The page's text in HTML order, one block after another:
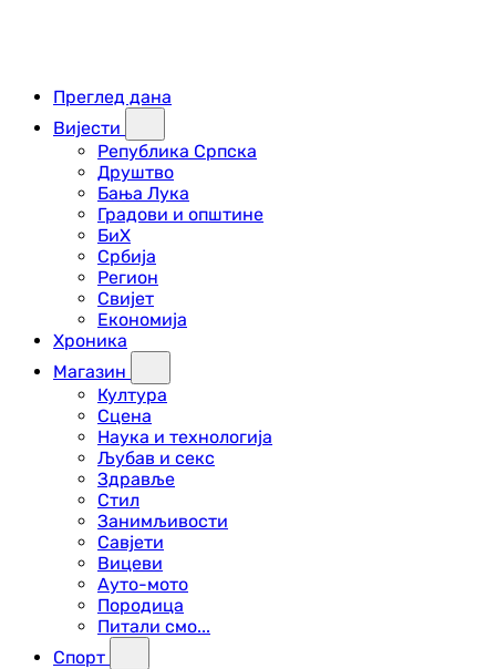
Преглед дана
Вијести
Република Српска
Друштво
Бања Лука
Градови и општине
БиХ
Србија
Регион
Свијет
Економија
Хроника
Магазин
Култура
Сцена
Наука и технологија
Љубав и секс
Здравље
Стил
Занимљивости
Савјети
Вицеви
Ауто-мото
Породица
Питали смо...
Спорт